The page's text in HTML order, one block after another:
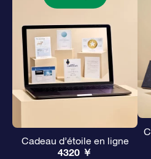
Cadeau d’étoile en ligne
4320 ￥